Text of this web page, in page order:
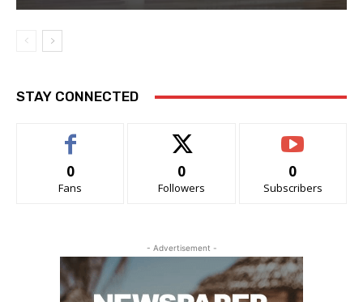
STAY CONNECTED
0
Fans
0
Followers
0
Subscribers
- Advertisement -